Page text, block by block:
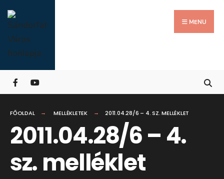
Skip
to
content
MENU
FŐOLDAL MELLÉKLETEK 2011.04.28/6 – 4. SZ. MELLÉKLET
2011.04.28/6 – 4.
sz. melléklet
for:
Close